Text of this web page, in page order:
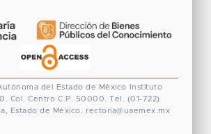
del Estado de México
Instituto
Col. Centro C.P. 50000. Tel. (01-722)
Estado de México. rectoria@uaemex.mx